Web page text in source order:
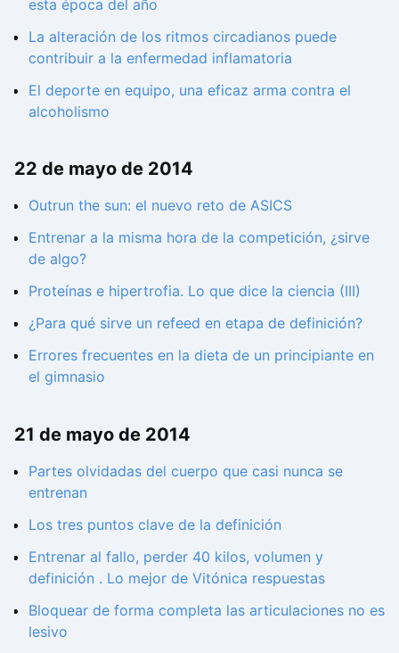
esta época del año
La alteración de los ritmos circadianos puede
contribuir a la enfermedad inflamatoria
El deporte en equipo, una eficaz arma contra el
alcoholismo
22 de mayo de 2014
Outrun the sun: el nuevo reto de ASICS
Entrenar a la misma hora de la competición, ¿sirve
de algo?
Proteínas e hipertrofia. Lo que dice la ciencia (III)
¿Para qué sirve un refeed en etapa de definición?
Errores frecuentes en la dieta de un principiante en
el gimnasio
21 de mayo de 2014
Partes olvidadas del cuerpo que casi nunca se
entrenan
Los tres puntos clave de la definición
Entrenar al fallo, perder 40 kilos, volumen y
definición . Lo mejor de Vitónica respuestas
Bloquear de forma completa las articulaciones no es
lesivo